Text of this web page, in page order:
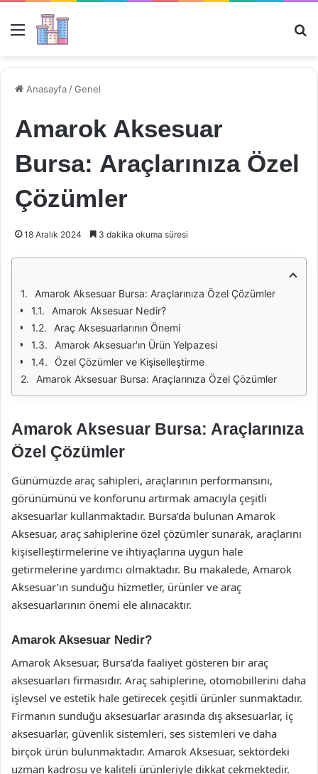
Menü
Anasayfa /Genel
Amarok Aksesuar
Bursa: Araçlarınıza Özel
Çözümler
18 Aralık 2024 3 dakika okuma süresi
Amarok Aksesuar Bursa: Araçlarınıza Özel Çözümler
Amarok Aksesuar Nedir?
Araç Aksesuarlarının Önemi
Amarok Aksesuar'ın Ürün Yelpazesi
Özel Çözümler ve Kişiselleştirme
Amarok Aksesuar Bursa: Araçlarınıza Özel Çözümler
Amarok Aksesuar Bursa: Araçlarınıza
Özel Çözümler
Günümüzde araç sahipleri, araçlarının performansını,
görünümünü ve konforunu artırmak amacıyla çeşitli
aksesuarlar kullanmaktadır. Bursa’da bulunan Amarok
Aksesuar, araç sahiplerine özel çözümler sunarak, araçlarını
kişiselleştirmelerine ve ihtiyaçlarına uygun hale
getirmelerine yardımcı olmaktadır. Bu makalede, Amarok
Aksesuar’ın sunduğu hizmetler, ürünler ve araç
aksesuarlarının önemi ele alınacaktır.
Amarok Aksesuar Nedir?
Amarok Aksesuar, Bursa’da faaliyet gösteren bir araç
aksesuarları firmasıdır. Araç sahiplerine, otomobillerini daha
işlevsel ve estetik hale getirecek çeşitli ürünler sunmaktadır.
Firmanın sunduğu aksesuarlar arasında dış aksesuarlar, iç
aksesuarlar, güvenlik sistemleri, ses sistemleri ve daha
birçok ürün bulunmaktadır. Amarok Aksesuar, sektördeki
uzman kadrosu ve kaliteli ürünleriyle dikkat çekmektedir.